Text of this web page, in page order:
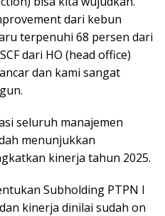
dari kebun
terpenuhi 68 persen dari
dari HO (head office)
dan kami sangat
seluruh manajemen
menunjukkan
kinerja tahun 2025.
Subholding PTPN I
kinerja dinilai sudah on